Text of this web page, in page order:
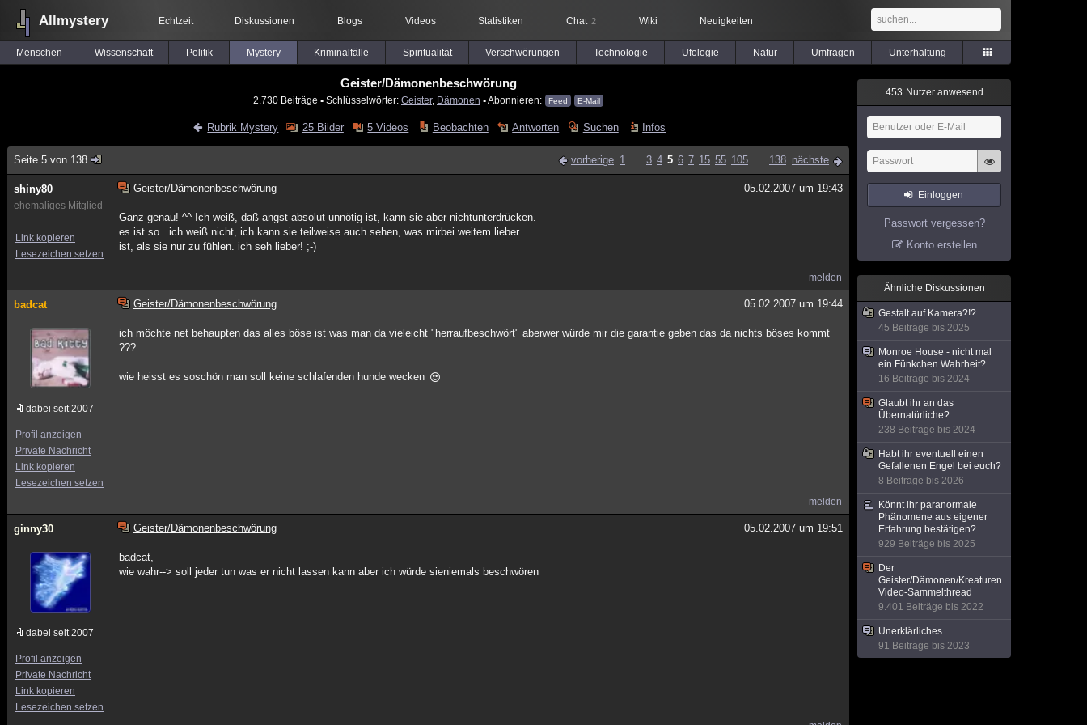
Allmystery Echtzeit Diskussionen Blogs Videos Statistiken Chat 2 Wiki Neuigkeiten
Menschen Wissenschaft Politik Mystery Kriminalfälle Spiritualität Verschwörungen Technologie Ufologie Natur Umfragen Unterhaltung
Geister/Dämonenbeschwörung
2.730 Beiträge ▪ Schlüsselwörter: Geister, Dämonen ▪ Abonnieren: Feed E-Mail
Rubrik Mystery 25 Bilder 5 Videos Beobachten Antworten Suchen Infos
Seite 5 von 138 vorherige 1 ... 3 4 5 6 7 15 55 105 ... 138 nächste
shiny80
ehemaliges Mitglied
Link kopieren
Lesezeichen setzen
Geister/Dämonenbeschwörung 05.02.2007 um 19:43
Ganz genau! ^^ Ich weiß, daß angst absolut unnötig ist, kann sie aber nichtunterdrücken.
es ist so...ich weiß nicht, ich kann sie teilweise auch sehen, was mirbei weitem lieber
ist, als sie nur zu fühlen. ich seh lieber! ;-)
melden
badcat
dabei seit 2007
Profil anzeigen
Private Nachricht
Link kopieren
Lesezeichen setzen
Geister/Dämonenbeschwörung 05.02.2007 um 19:44
ich möchte net behaupten das alles böse ist was man da vieleicht "herraufbeschwört" aberwer würde mir die garantie geben das da nichts böses kommt
???
wie heisst es soschön man soll keine schlafenden hunde wecken
melden
ginny30
dabei seit 2007
Profil anzeigen
Private Nachricht
Link kopieren
Lesezeichen setzen
Geister/Dämonenbeschwörung 05.02.2007 um 19:51
badcat,
wie wahr--> soll jeder tun was er nicht lassen kann aber ich würde sieniemals beschwören
453 Nutzer anwesend
Einloggen
Passwort vergessen?
Konto erstellen
Ähnliche Diskussionen
Gestalt auf Kamera?!?
45 Beiträge bis 2025
Monroe House - nicht mal
ein Fünkchen Wahrheit?
16 Beiträge bis 2024
Glaubt ihr an das
Übernatürliche?
238 Beiträge bis 2024
Habt ihr eventuell einen
Gefallenen Engel bei euch?
8 Beiträge bis 2026
Könnt ihr paranormale
Phänomene aus eigener
Erfahrung bestätigen?
929 Beiträge bis 2025
Der
Geister/Dämonen/Kreaturen
Video-Sammelthread
9.401 Beiträge bis 2022
Unerklärliches
91 Beiträge bis 2023